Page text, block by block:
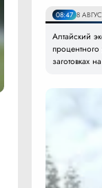
08:47 8
Алтайский
заготовках